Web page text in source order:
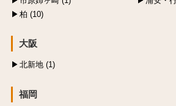
柏 (10)
大阪
北新地 (1)
福岡